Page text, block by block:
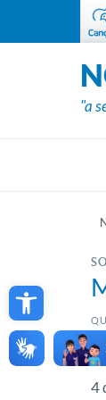
Open toolbar
"a
A
4